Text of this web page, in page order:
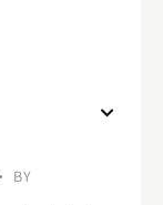
BY